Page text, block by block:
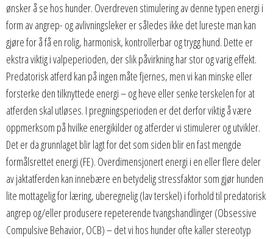
ønsker å se hos hunder. Overdreven stimulering av denne typen energi i
form av angrep- og avlivningsleker er således ikke det lureste man kan
gjøre for å få en rolig, harmonisk, kontrollerbar og trygg hund. Dette er
ekstra viktig i valpeperioden, der slik påvirkning har stor og varig effekt.
Predatorisk atferd kan på ingen måte fjernes, men vi kan minske eller
forsterke den tilknyttede energi – og heve eller senke terskelen for at
atferden skal utløses. I pregningsperioden er det derfor viktig å være
oppmerksom på hvilke energikilder og atferder vi stimulerer og utvikler.
Det er da grunnlaget blir lagt for det som siden blir en fast mengde
formålsrettet energi (FE). Overdimensjonert energi i en eller flere deler
av jaktatferden kan innebære en betydelig stressfaktor som gjør hunden
lite mottagelig for læring, uberegnelig (lav terskel) i forhold til predatorisk
angrep og/eller produsere repeterende tvangshandlinger (Obsessive
Compulsive Behavior, OCB) – det vi hos hunder ofte kaller stereotyp